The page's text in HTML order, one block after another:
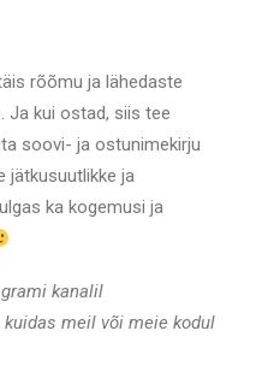
rõõmu ja lähedaste
Ja kui ostad, siis tee
soovi- ja ostunimekirju
jätkusuutlikke ja
ka kogemusi ja
kanalil
kuidas meil või meie kodul